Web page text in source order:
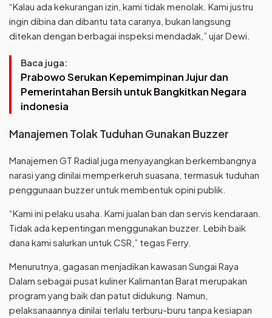
“Kalau ada kekurangan izin, kami tidak menolak. Kami justru
ingin dibina dan dibantu tata caranya, bukan langsung
ditekan dengan berbagai inspeksi mendadak,” ujar Dewi.
Baca juga:
Prabowo Serukan Kepemimpinan Jujur dan
Pemerintahan Bersih untuk Bangkitkan Negara
indonesia
Manajemen Tolak Tuduhan Gunakan Buzzer
Manajemen GT Radial juga menyayangkan berkembangnya
narasi yang dinilai memperkeruh suasana, termasuk tuduhan
penggunaan buzzer untuk membentuk opini publik.
“Kami ini pelaku usaha. Kami jualan ban dan servis kendaraan.
Tidak ada kepentingan menggunakan buzzer. Lebih baik
dana kami salurkan untuk CSR,” tegas Ferry.
Menurutnya, gagasan menjadikan kawasan Sungai Raya
Dalam sebagai pusat kuliner Kalimantan Barat merupakan
program yang baik dan patut didukung. Namun,
pelaksanaannya dinilai terlalu terburu-buru tanpa kesiapan